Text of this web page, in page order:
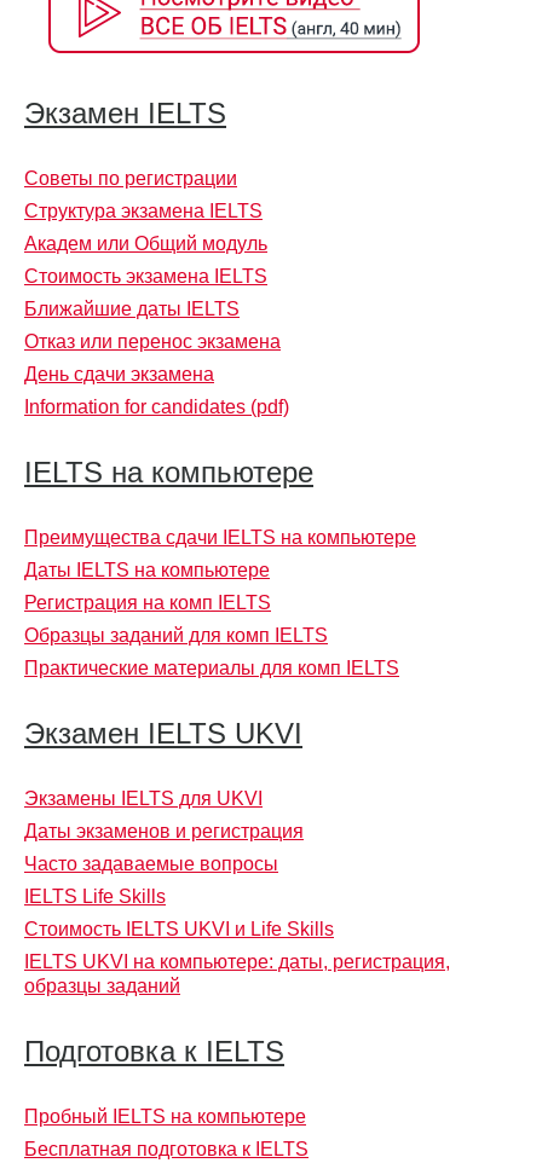
Экзамен IELTS
Советы по регистрации
Структура экзамена IELTS
Академ или Общий модуль
Стоимость экзамена IELTS
Ближайшие даты IELTS
Отказ или перенос экзамена
День сдачи экзамена
Information for candidates (pdf)
IELTS на компьютере
Преимущества сдачи IELTS на компьютере
Даты IELTS на компьютере
Регистрация на комп IELTS
Образцы заданий для комп IELTS
Практические материалы для комп IELTS
Экзамен IELTS UKVI
Экзамены IELTS для UKVI
Даты экзаменов и регистрация
Часто задаваемые вопросы
IELTS Life Skills
Стоимость IELTS UKVI и Life Skills
IELTS UKVI на компьютере: даты, регистрация,
образцы заданий
Подготовка к IELTS
Пробный IELTS на компьютере
Бесплатная подготовка к IELTS